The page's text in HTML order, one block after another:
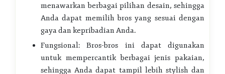
menawarkan berbagai pilihan desain, sehingga
Anda dapat memilih bros yang sesuai dengan
gaya dan kepribadian Anda.
Fungsional: Bros-bros ini dapat digunakan
untuk mempercantik berbagai jenis pakaian,
sehingga Anda dapat tampil lebih stylish dan